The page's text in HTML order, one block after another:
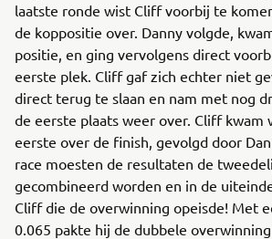
laatste ronde wist Cliff voorbij te
de koppositie over. Danny volgde,
positie, en ging vervolgens direct
eerste plek. Cliff gaf zich echter niet
direct terug te slaan en nam met nog
de eerste plaats weer over. Cliff kwam
eerste over de finish, gevolgd door
race moesten de resultaten de
gecombineerd worden en in de
Cliff die de overwinning opeisde! Met
0.065 pakte hij de dubbele